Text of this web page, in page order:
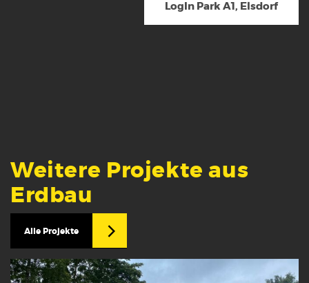
LogIn Park A1, Elsdorf
Weitere Projekte aus
Erdbau
Alle Projekte